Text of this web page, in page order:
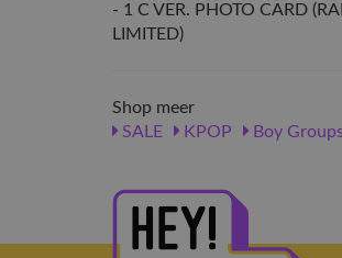
- 1 C VER. PHOTO CARD
LIMITED)
Shop meer
SALE
KPOP Boy Groups